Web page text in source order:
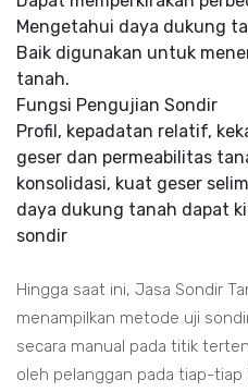
Mengetahui daya dukung
Baik digunakan untuk
tanah.
Fungsi Pengujian Sondir
Profil, kepadatan relatif,
geser dan permeabilitas
konsolidasi, kuat geser
daya dukung tanah dapat
sondir
Hingga saat ini, Jasa Sondir
menampilkan metode uji
secara manual pada titik
oleh pelanggan pada tiap-